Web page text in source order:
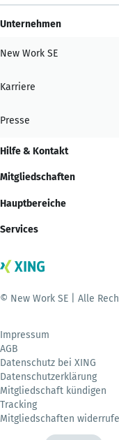
Unternehmen
New Work SE
Karriere
Presse
Hilfe & Kontakt
Mitgliedschaften
Hauptbereiche
Services
© New Work SE | Alle
Impressum
AGB
Datenschutz bei XING
Datenschutzerklärung
Mitgliedschaft kündigen
Tracking
Mitgliedschaften